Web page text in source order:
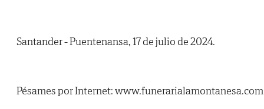
Santander - Puentenansa, 17 de julio de 2024.
Pésames por Internet: www.funerarialamontanesa.com